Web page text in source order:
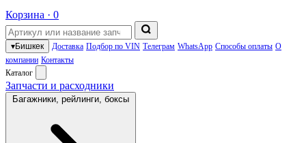
Корзина · 0
▾Бишкек Доставка Подбор по VIN Телеграм WhatsApp Способы оплаты О
компании Контакты
Каталог
Запчасти и расходники
Багажники, рейлинги, боксы